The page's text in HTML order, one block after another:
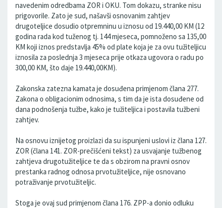
navedenim odredbama ZOR i OKU. Tom dokazu, stranke nisu
prigovorile. Zato je sud, našavši osnovanim zahtjev
drugoteljice dosudio otpremninu u iznosu od 19.440,00 KM (12
godina rada kod tuženog tj. 144 mjeseca, pomnoženo sa 135,00
KM koji iznos predstavlja 45% od plate koja je za ovu tužiteljicu
iznosila za poslednja 3 mjeseca prije otkaza ugovora o radu po
300,00 KM, što daje 19.440,00KM).
Zakonska zatezna kamata je dosuđena primjenom člana 277.
Zakona o obligacionim odnosima, s tim da je ista dosuđene od
dana podnošenja tužbe, kako je tužiteljica i postavila tužbeni
zahtjev.
Na osnovu iznijetog proizlazi da su ispunjeni uslovi iz člana 127.
ZOR (člana 141. ZOR-prečišćeni tekst) za usvajanje tužbenog
zahtjeva drugotužiteljice te da s obzirom na pravni osnov
prestanka radnog odnosa prvotužiteljice, nije osnovano
potraživanje prvotužiteljic.
Stoga je ovaj sud primjenom člana 176. ZPP-a donio odluku